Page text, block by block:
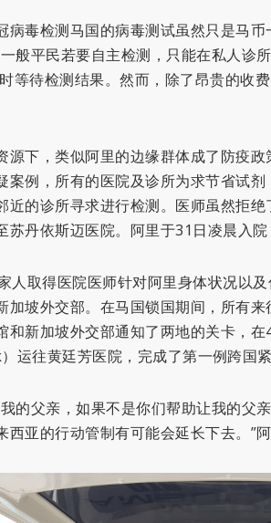
病毒检测马国的病毒测试虽然只是马
般平民若要自主检测，只能在私人诊
等待检测结果。然而，除了昂贵的收
源下，类似阿里的边缘群体成了防疫
案例，所有的医院及诊所为求节省试
近的诊所寻求进行检测。医师虽然拒
苏丹依斯迈医院。阿里于31日凌晨入院
人取得医院医师针对阿里身体状况以
加坡外交部。在马国锁国期间，所有
和新加坡外交部通知了两地的关卡，
运往黄廷芳医院，完成了第一例跨国紧
的父亲，如果不是你们帮助让我的父
西亚的行动管制有可能会延长下去。”阿